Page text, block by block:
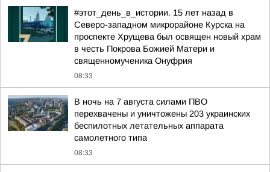
#этот_день_в_истории. 15 лет назад в
Северо-западном микрорайоне Курска на
проспекте Хрущева был освящен новый храм
в честь Покрова Божией Матери и
священномученика Онуфрия
08:33
В ночь на 7 августа силами ПВО
перехвачены и уничтожены 203 украинских
беспилотных летательных аппарата
самолетного типа
08:33